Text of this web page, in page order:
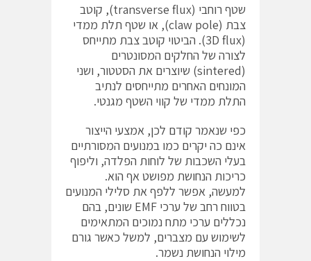
שטף רוחבי (transverse flux), קוטב
צבת (claw pole), או שטף תלת ממדי
(3D flux). הביטוי קוטב צבת מתייחס
לצורה של החלקים המסונטרים
(sintered) שיוצרים את הסטטור, ושני
המונחים האחרים מתייחסים לנתיב
התלת ממדי של קווי השטף מגנטי.
כפי שנאמר קודם לכן, אמצעי הייצור
אינם כה יקרים כמו במנועים המסורתיים
בעלי השכבות של לוחות הפלדה, וליפוף
כריכות הנחושת מפושט אף הוא.
למעשה, אפשר ללפף את סלילי המנועים
בטווח רחב של ערכי EMF שונים, בהם
נכללים ערכי מתח נמוכים המתאימים
לשימוש עם מצברים, למשל כאשר גורם
מילוי הנחושת נשמר.